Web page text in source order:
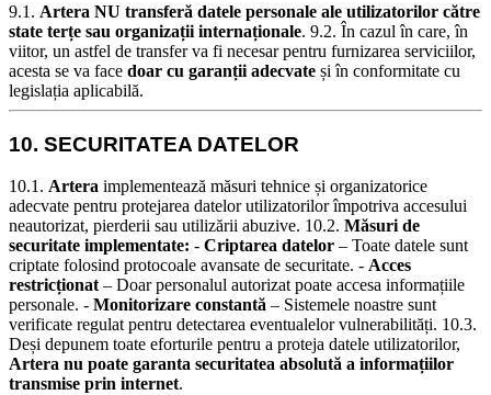
9.1. Artera NU transferă datele personale ale utilizatorilor către
state terțe sau organizații internaționale. 9.2. În cazul în care, în
viitor, un astfel de transfer va fi necesar pentru furnizarea serviciilor,
acesta se va face doar cu garanții adecvate și în conformitate cu
legislația aplicabilă.
10. SECURITATEA DATELOR
10.1. Artera implementează măsuri tehnice și organizatorice
adecvate pentru protejarea datelor utilizatorilor împotriva accesului
neautorizat, pierderii sau utilizării abuzive. 10.2. Măsuri de
securitate implementate: - Criptarea datelor – Toate datele sunt
criptate folosind protocoale avansate de securitate. - Acces
restricționat – Doar personalul autorizat poate accesa informațiile
personale. - Monitorizare constantă – Sistemele noastre sunt
verificate regulat pentru detectarea eventualelor vulnerabilități. 10.3.
Deși depunem toate eforturile pentru a proteja datele utilizatorilor,
Artera nu poate garanta securitatea absolută a informațiilor
transmise prin internet.